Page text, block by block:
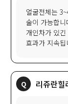
얼굴전체는
술이 가능합니
개인차가 있
효과가 지속됩
리쥬란